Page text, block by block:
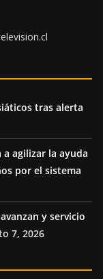
tras alerta
a agilizar la ayuda
por el sistema
y servicio
7, 2026